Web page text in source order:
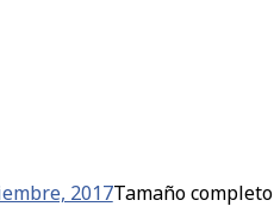
2017Tamaño completo